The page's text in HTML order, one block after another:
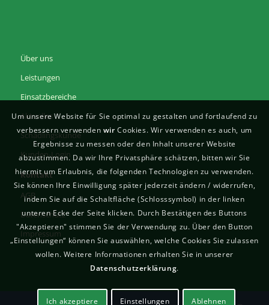
Über uns
Leistungen
Einsatzbereiche
Aktuelles
Schädlingskunde
Kunden-Login
Kontakt
AGB
Datenschutz
Impressum
Um unsere Website für Sie optimal zu gestalten und fortlaufend zu
verbessern verwenden wir Cookies. Wir verwenden es auch, um
Ergebnisse zu messen oder den Inhalt unserer Website
abzustimmen. Da wir Ihre Privatsphäre schätzen, bitten wir Sie
hiermit um Erlaubnis, die folgenden Technologien zu verwenden.
Sie können Ihre Einwilligung später jederzeit ändern / widerrufen,
indem Sie auf die Schaltfläche (Schlosssymbol) in der linken
unteren Ecke der Seite klicken. Durch Bestätigen des Buttons
"Akzeptieren" stimmen Sie der Verwendung zu. Über den Button
„Einstellungen“ können Sie auswählen, welche Cookies Sie zulassen
wollen. Weitere Informationen erhalten Sie in unserer
Datenschutzerklärung.
Ich akzeptiere Einstellungen Ablehnen